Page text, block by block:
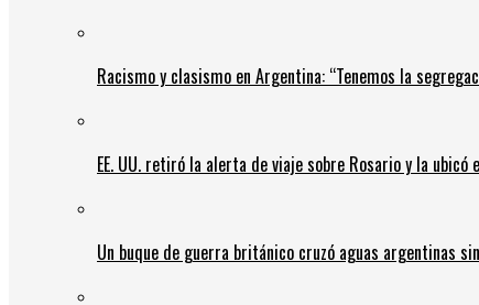
Racismo y clasismo en Argentina: “Tenemos la
EE. UU. retiró la alerta de viaje sobre Rosario y la
Un buque de guerra británico cruzó aguas argentinas